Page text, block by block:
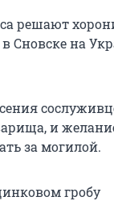
решают
Сновске на
и
за могилой.
гробу